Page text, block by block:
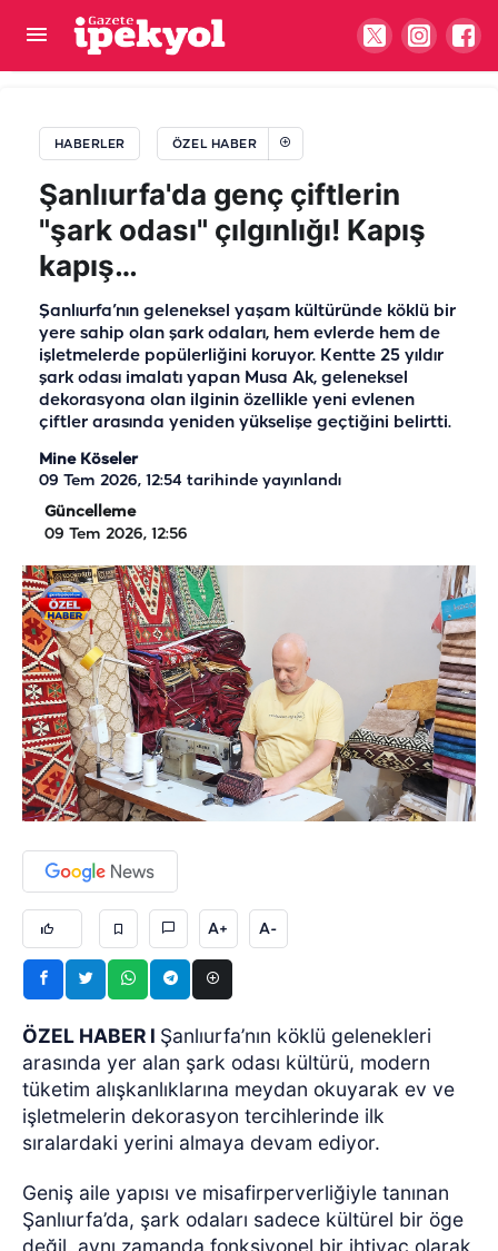
HABERLER ÖZEL HABER
Şanlıurfa'da genç çiftlerin
"şark odası" çılgınlığı! Kapış
kapış…
Şanlıurfa’nın geleneksel yaşam kültüründe köklü bir
yere sahip olan şark odaları, hem evlerde hem de
işletmelerde popülerliğini koruyor. Kentte 25 yıldır
şark odası imalatı yapan Musa Ak, geleneksel
dekorasyona olan ilginin özellikle yeni evlenen
çiftler arasında yeniden yükselişe geçtiğini belirtti.
Mine Köseler
09 Tem 2026, 12:54 tarihinde yayınlandı
Güncelleme
09 Tem 2026, 12:56
A+ A-
ÖZEL HABER l Şanlıurfa’nın köklü gelenekleri
arasında yer alan şark odası kültürü, modern
tüketim alışkanlıklarına meydan okuyarak ev ve
işletmelerin dekorasyon tercihlerinde ilk
sıralardaki yerini almaya devam ediyor.
Geniş aile yapısı ve misafirperverliğiyle tanınan
Şanlıurfa’da, şark odaları sadece kültürel bir öge
değil, aynı zamanda fonksiyonel bir ihtiyaç olarak
Şanlıurfa’da 2 bin yıllık sır gün yüzüne çıktı!